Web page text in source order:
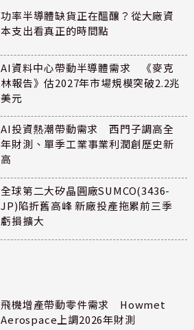
功率半導體缺貨正在醞釀？從大廠資
本支出看真正的時間點
AI資料中心帶動半導體需求 《麥克
林報告》估2027年市場規模突破2.2兆
美元
AI投資熱潮帶動需求 西門子調高全
年財測、單季工業事業利潤創歷史新
高
全球第二大矽晶圓廠SUMCO(3436-
JP)陷折舊高峰 新廠投產拖累前三季
虧損擴大
飛機增產帶動零件需求 Howmet
Aerospace上調2026年財測